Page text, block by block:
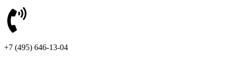
+7 (495) 646-13-04